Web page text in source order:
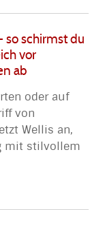
so schirmst du
vor
ab
oder auf
von
Wellis an,
mit stilvollem